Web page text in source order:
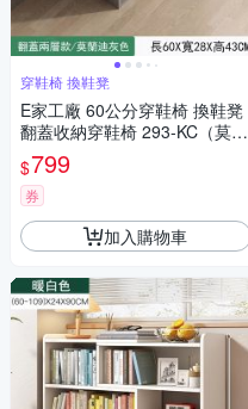
穿鞋椅 換鞋凳
E家工廠 60公分穿鞋椅 換鞋凳
翻蓋收納穿鞋椅 293-KC（莫蘭
迪灰色）
$799
券
加入購物車